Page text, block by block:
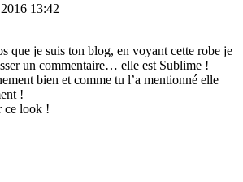
13:42
que je suis ton blog, en voyant cette robe je
un commentaire… elle est Sublime !
bien et comme tu l’a mentionné elle
!
ce look !